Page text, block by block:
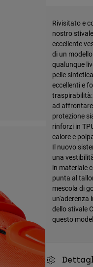
Rivisitato e
nostro
eccellente
di un
qualunque
pelle
eccellenti e
ad
protezione
rinforzi in
calore e
Il nuovo
una
in materiale
punta al
mescola di
un'aderenza
dello stivale
questo